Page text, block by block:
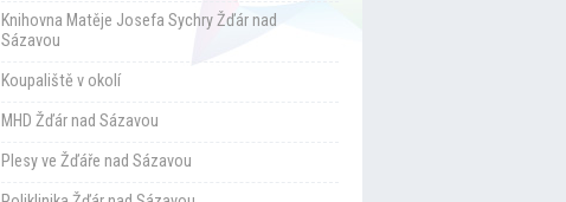
Knihovna Matěje Josefa Sychry Žďár nad
Sázavou
Koupaliště v okolí
MHD Žďár nad Sázavou
Plesy ve Žďáře nad Sázavou